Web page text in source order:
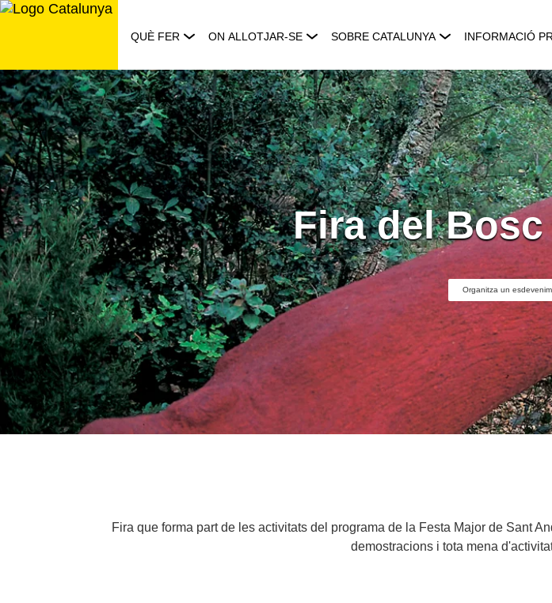
Saltar
QUÈ FER ON ALLOTJAR-SE SOBRE CATALUNYA INFORMACIÓ
Fira del
Organitza un
Fira que forma part de les activitats del programa de la Festa Major de Sant
demostracions i tota mena